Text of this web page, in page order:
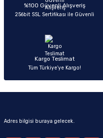
Ürün bilgilerinde hatalar
Ürün fiyatı diğer sitelerden
%100 Güvenli Alışveriş
256bit SSL Sertifikası ile Güvenli
Kargo Teslimat
Tüm Türkiye’ye Kargo!
Adres bilgisi buraya gelecek.